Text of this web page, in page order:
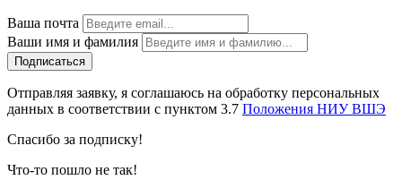
Ваша почта
Ваши имя и фамилия
Отправляя заявку, я соглашаюсь на обработку персональных
данных в соответствии с пунктом 3.7 Положения НИУ ВШЭ
Спасибо за подписку!
Что-то пошло не так!